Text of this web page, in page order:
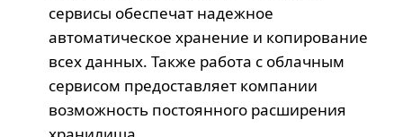
сервисы обеспечат надежное
автоматическое хранение и копирование
всех данных. Также работа с облачным
сервисом предоставляет компании
возможность постоянного расширения